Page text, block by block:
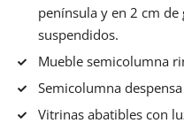
península y en 2 cm
suspendidos.
Mueble semicolumna
Semicolumna
Vitrinas abatibles con